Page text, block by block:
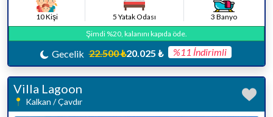
10 Kişi 5 Yatak Odası
3 Banyo
Şimdi %20, kalanını kapıda öde.
Gecelik 22.500 ₺20.025 ₺ %11 İndirimli
Villa Lagoon
Kalkan / Çavdır